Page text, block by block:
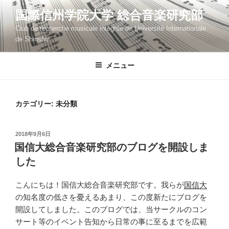
ン
テ
ン
ツ
国際信州学院大学 総合音楽研究部
Club de recherche musicale intégrée de Université Internationale
de Shinshu
メニュー
カテゴリー: 未分類
投
稿
日:
2018年9月6日
国信大総合音楽研究部のブログを開設しま
した
こんにちは！国信大総合音楽研究部です。我らが国信大
の知名度の低さを憂えるあまり、この度新たにブログを
開設してしました。このブログでは、当サークルのコン
サート等のイベント告知から日常の事に至るまでを広範